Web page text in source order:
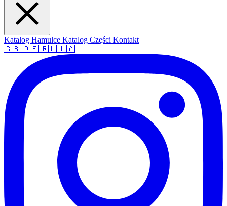
Katalog Hamulce Katalog Części Kontakt
🇬🇧 🇩🇪 🇷🇺 🇺🇦